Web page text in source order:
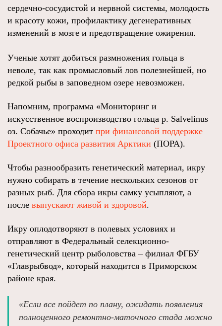
сердечно-сосудистой и нервной системы, молодость
и красоту кожи, профилактику дегенеративных
изменений в мозге и предотвращение ожирения.
Ученые хотят добиться размножения гольца в
неволе, так как промысловый лов полезнейшей, но
редкой рыбы в заповедном озере невозможен.
Напомним, программа «Мониторинг и
искусственное воспроизводство гольца р. Salvelinus
оз. Собачье» проходит при финансовой поддержке
Проектного офиса развития Арктики (ПОРА).
Чтобы разнообразить генетический материал, икру
нужно собирать в течение нескольких сезонов от
разных рыб. Для сбора икры самку усыпляют, а
после выпускают живой и здоровой.
Икру оплодотворяют в полевых условиях и
отправляют в Федеральный селекционно-
генетический центр рыболовства – филиал ФГБУ
«Главрыбвод», который находится в Приморском
районе края.
«Если все пойдет по плану, ожидать появления
полноценного ремонтно-маточного стада можно